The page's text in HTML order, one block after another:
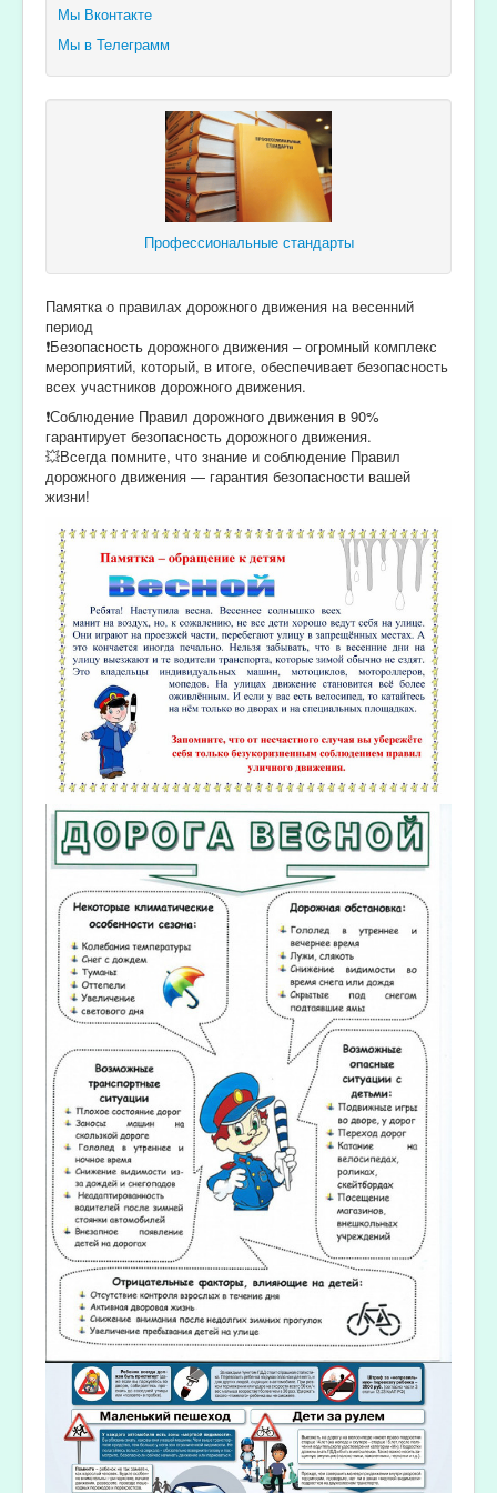
Мы Вконтакте
Мы в Телеграмм
Профессиональные стандарты
Памятка о правилах дорожного движения на весенний
период
❗️Безопасность дорожного движения – огромный комплекс
мероприятий, который, в итоге, обеспечивает безопасность
всех участников дорожного движения.
❗️Соблюдение Правил дорожного движения в 90%
гарантирует безопасность дорожного движения.
💥Всегда помните, что знание и соблюдение Правил
дорожного движения — гарантия безопасности вашей
жизни!